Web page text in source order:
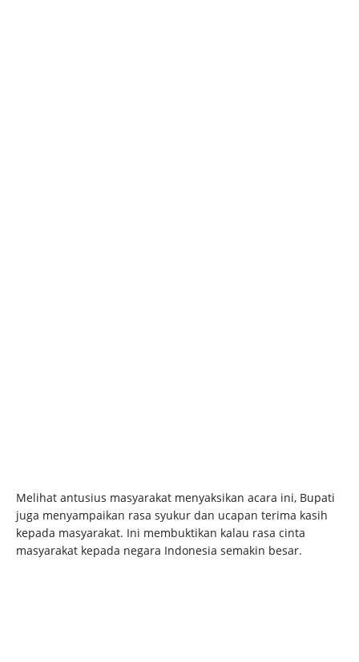
Melihat antusius masyarakat menyaksikan acara ini, Bupati
juga menyampaikan rasa syukur dan ucapan terima kasih
kepada masyarakat. Ini membuktikan kalau rasa cinta
masyarakat kepada negara Indonesia semakin besar.